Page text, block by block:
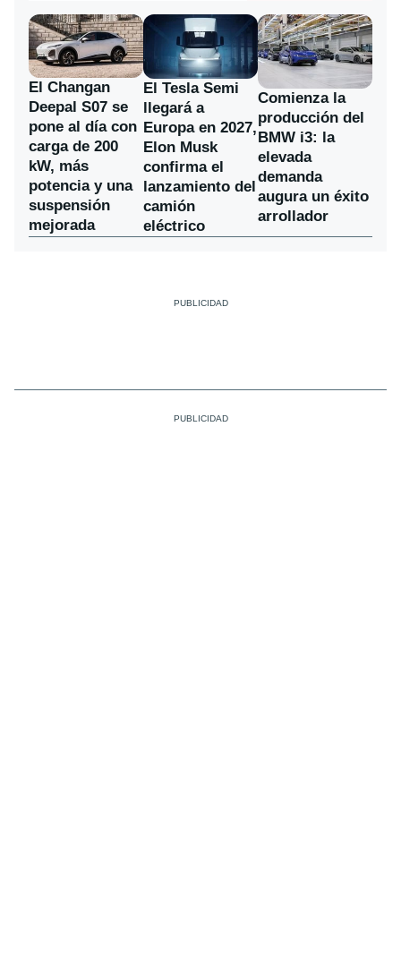
El Changan
Deepal S07 se
pone al día con
carga de 200
kW, más
potencia y una
suspensión
mejorada
El Tesla Semi
llegará a
Europa en 2027,
Elon Musk
confirma el
lanzamiento del
camión
eléctrico
Comienza la
producción del
BMW i3: la
elevada
demanda
augura un éxito
arrollador